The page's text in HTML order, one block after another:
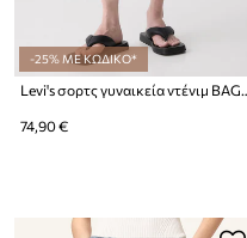
-25% ΜΕ ΚΩΔΙΚΟ*
74,90 €